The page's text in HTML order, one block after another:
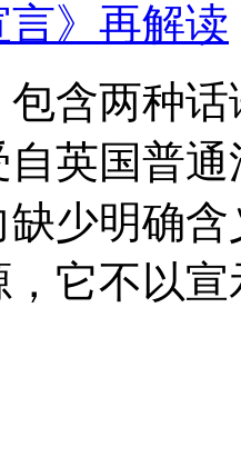
》再解读
包含两种
英国普
少明确
它不以